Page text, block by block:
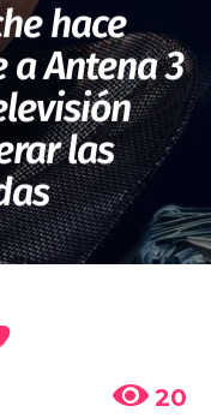
hace
Antena 3
las
20